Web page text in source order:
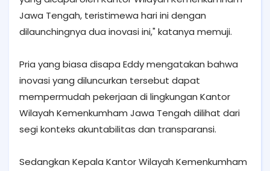
Jawa Tengah, teristimewa hari ini dengan
dilaunchingnya dua inovasi ini," katanya memuji.
Pria yang biasa disapa Eddy mengatakan bahwa
inovasi yang diluncurkan tersebut dapat
mempermudah pekerjaan di lingkungan Kantor
Wilayah Kemenkumham Jawa Tengah dilihat dari
segi konteks akuntabilitas dan transparansi.
Sedangkan Kepala Kantor Wilayah Kemenkumham